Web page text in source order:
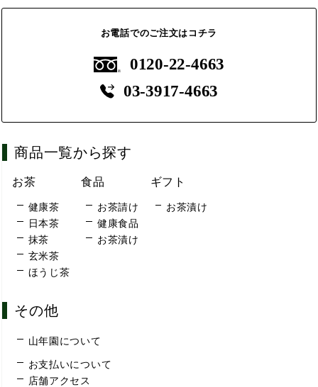
お電話でのご注文はコチラ
0120-22-4663
03-3917-4663
商品一覧から探す
お茶
健康茶
日本茶
抹茶
玄米茶
ほうじ茶
食品
お茶請け
健康食品
お茶漬け
ギフト
お茶漬け
その他
山年園について
お支払いについて
店舗アクセス